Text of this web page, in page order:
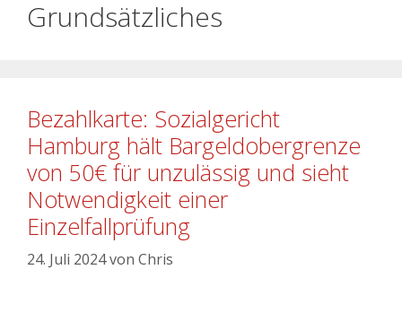
Grundsätzliches
Bezahlkarte: Sozialgericht
Hamburg hält Bargeldobergrenze
von 50€ für unzulässig und sieht
Notwendigkeit einer
Einzelfallprüfung
24. Juli 2024von Chris